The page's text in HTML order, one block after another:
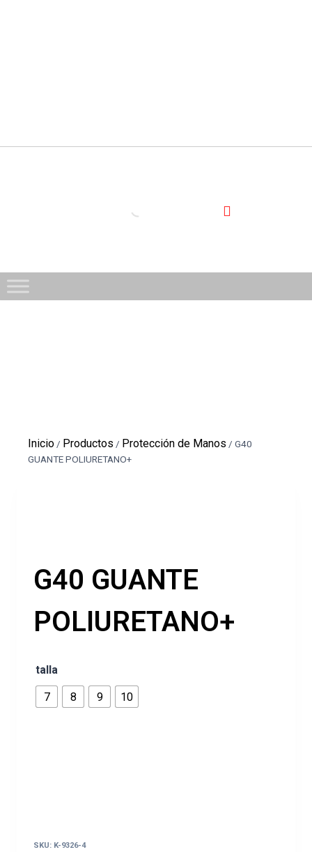
Inicio / Productos / Protección de Manos / G40
GUANTE POLIURETANO+
G40 GUANTE
POLIURETANO+
talla
7 8 9 10
SKU: K-9326-4